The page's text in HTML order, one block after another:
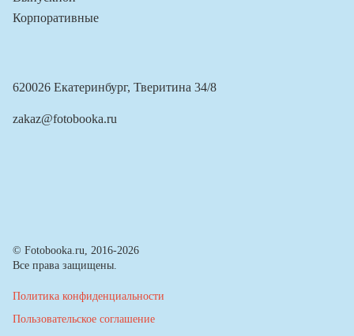
Корпоративные
620026 Екатеринбург, Тверитина 34/8
zakaz@fotobooka.ru
© Fotobooka.ru, 2016-2026
Все права защищены.
Политика конфиденциальности
Пользовательское соглашение